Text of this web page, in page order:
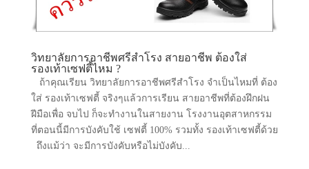
วิทยาลัยการอาชีพศรีสำโรง สายอาชีพ ต้องใส่
รองเท้าเซฟตี้ไหม ?
ถ้าคุณเรียน วิทยาลัยการอาชีพศรีสำโรง จำเป็นไหมที่ ต้อง
ใส่ รองเท้าเซฟตี้ จริงๆแล้วการเรียน สายอาชีพที่ต้องฝึกฝน
ฝีมือเพื่อ จบไป ก็จะทำงานในสายงาน โรงงานอุตสาหกรรม
ที่ตอนนี้มีการบังคับใช้ เซฟตี้ 100% รวมทั้ง รองเท้าเซฟตี้ด้วย
ถึงแม้ว่า จะมีการบังคับหรือไม่บังคับ...